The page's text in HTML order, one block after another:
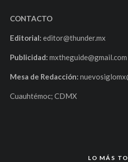
CONTACTO
Editorial: editor@thunder.mx
Publicidad: mxtheguide@gmail.com
Mesa de Redacción:
Cuauhtémoc; CDMX
LO MÁS